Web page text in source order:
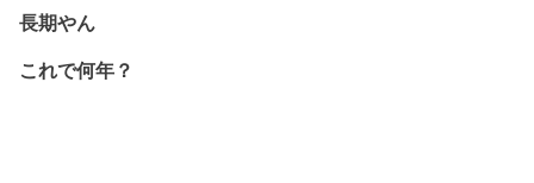
長期やん
これで何年？